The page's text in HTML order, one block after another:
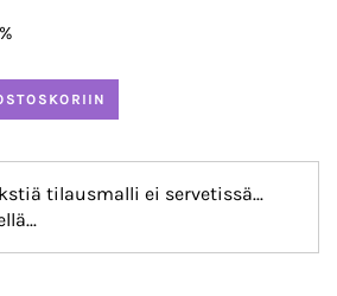
tilausmalli ei servetissä...